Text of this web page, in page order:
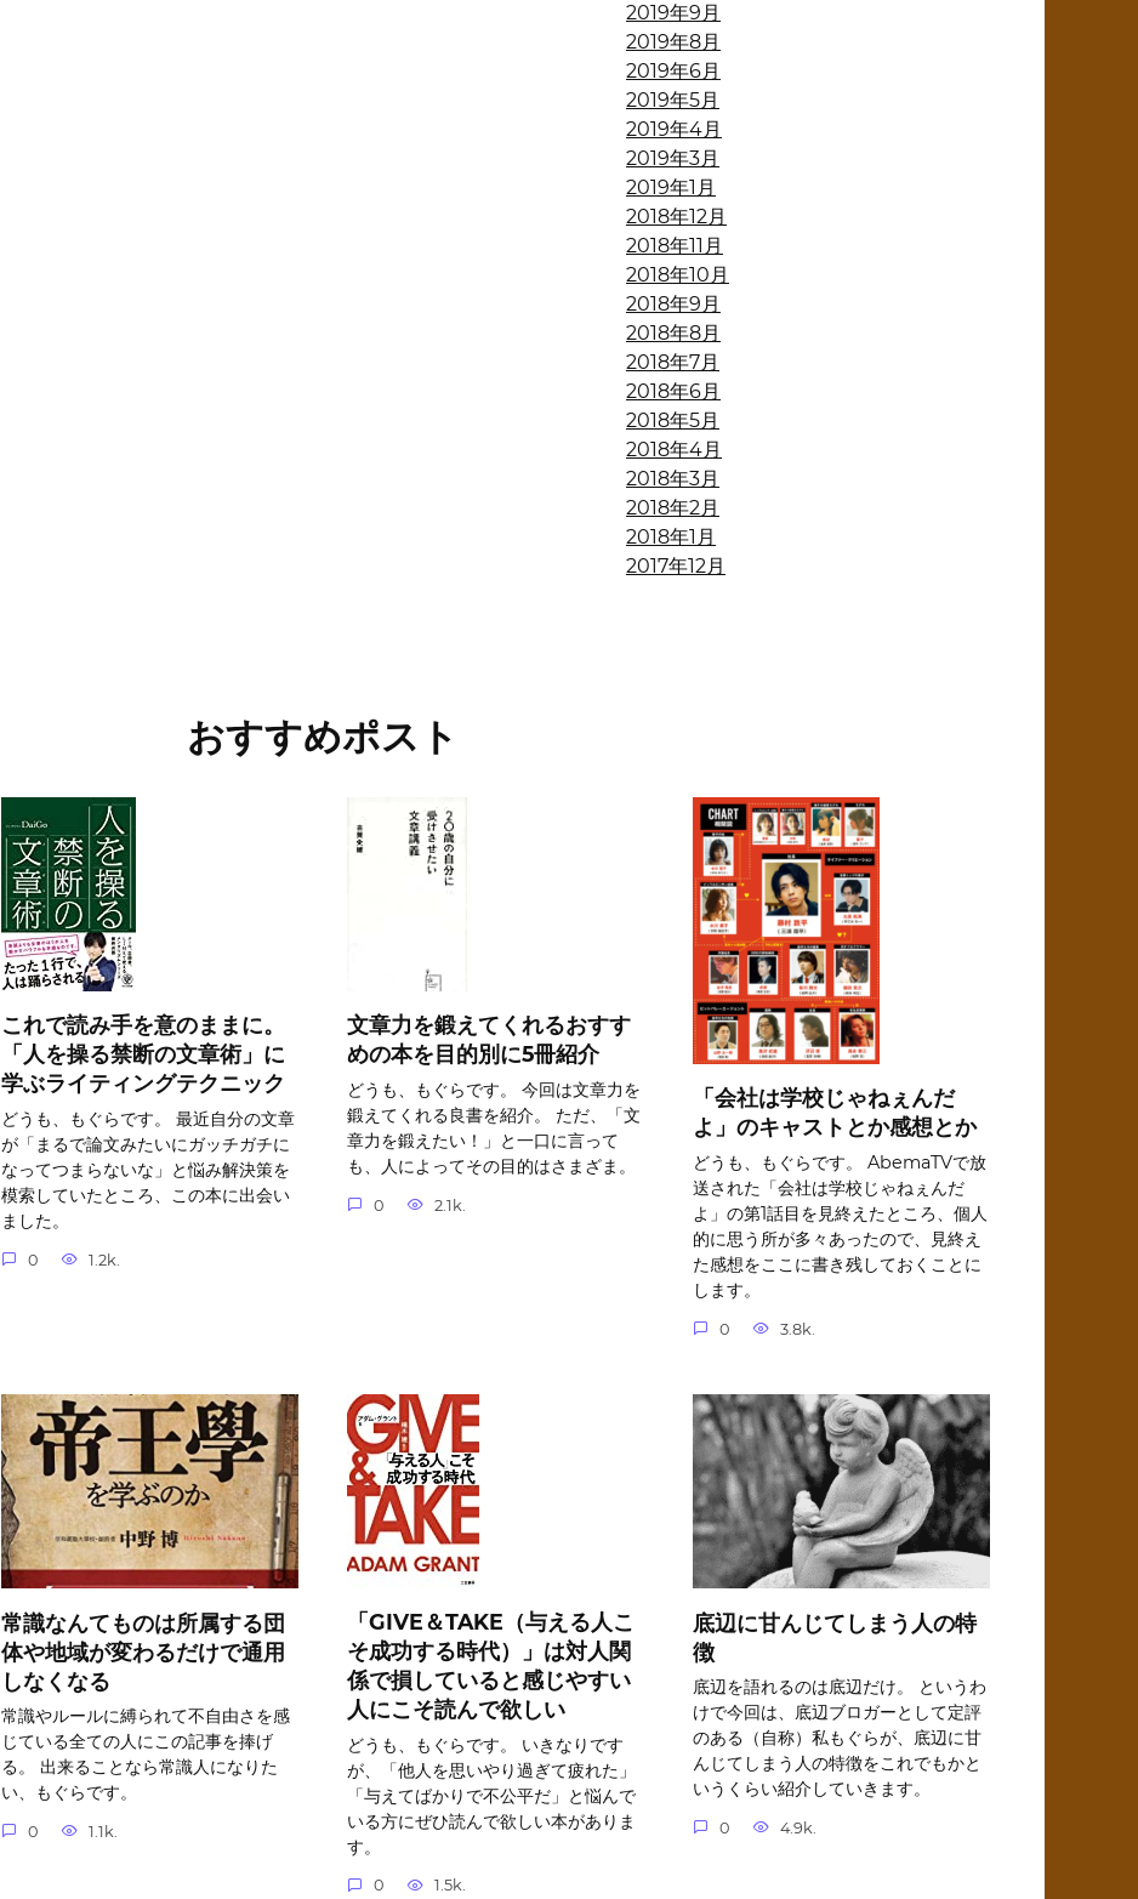
2019年9月
2019年8月
2019年6月
2019年5月
2019年4月
2019年3月
2019年1月
2018年12月
2018年11月
2018年10月
2018年9月
2018年8月
2018年7月
2018年6月
2018年5月
2018年4月
2018年3月
2018年2月
2018年1月
2017年12月
おすすめポスト
これで読み手を意のままに。
「人を操る禁断の文章術」に
学ぶライティングテクニック
どうも、もぐらです。 最近自分の文章
が「まるで論文みたいにガッチガチに
なってつまらないな」と悩み解決策を
模索していたところ、この本に出会い
ました。
0 1.2k.
文章力を鍛えてくれるおすす
めの本を目的別に5冊紹介
どうも、もぐらです。 今回は文章力を
鍛えてくれる良書を紹介。 ただ、「文
章力を鍛えたい！」と一口に言って
も、人によってその目的はさまざま。
0 2.1k.
「会社は学校じゃねぇんだ
よ」のキャストとか感想とか
どうも、もぐらです。 AbemaTVで放
送された「会社は学校じゃねぇんだ
よ」の第1話目を見終えたところ、個人
的に思う所が多々あったので、見終え
た感想をここに書き残しておくことに
します。
0 3.8k.
常識なんてものは所属する団
体や地域が変わるだけで通用
しなくなる
常識やルールに縛られて不自由さを感
じている全ての人にこの記事を捧げ
る。 出来ることなら常識人になりた
い、もぐらです。
0 1.1k.
「GIVE＆TAKE（与える人こ
そ成功する時代）」は対人関
係で損していると感じやすい
人にこそ読んで欲しい
どうも、もぐらです。 いきなりです
が、「他人を思いやり過ぎて疲れた」
「与えてばかりで不公平だ」と悩んで
いる方にぜひ読んで欲しい本がありま
す。
0 1.5k.
底辺に甘んじてしまう人の特
徴
底辺を語れるのは底辺だけ。 というわ
けで今回は、底辺ブロガーとして定評
のある（自称）私もぐらが、底辺に甘
んじてしまう人の特徴をこれでもかと
いうくらい紹介していきます。
0 4.9k.